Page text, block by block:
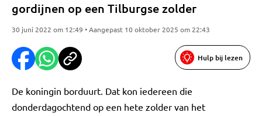
gordijnen op een Tilburgse zolder
30 juni 2022 om 12:49 • Aangepast 10 oktober 2025 om 22:43
Hulp bij lezen
De koningin borduurt. Dat kon iedereen die
donderdagochtend op een hete zolder van het